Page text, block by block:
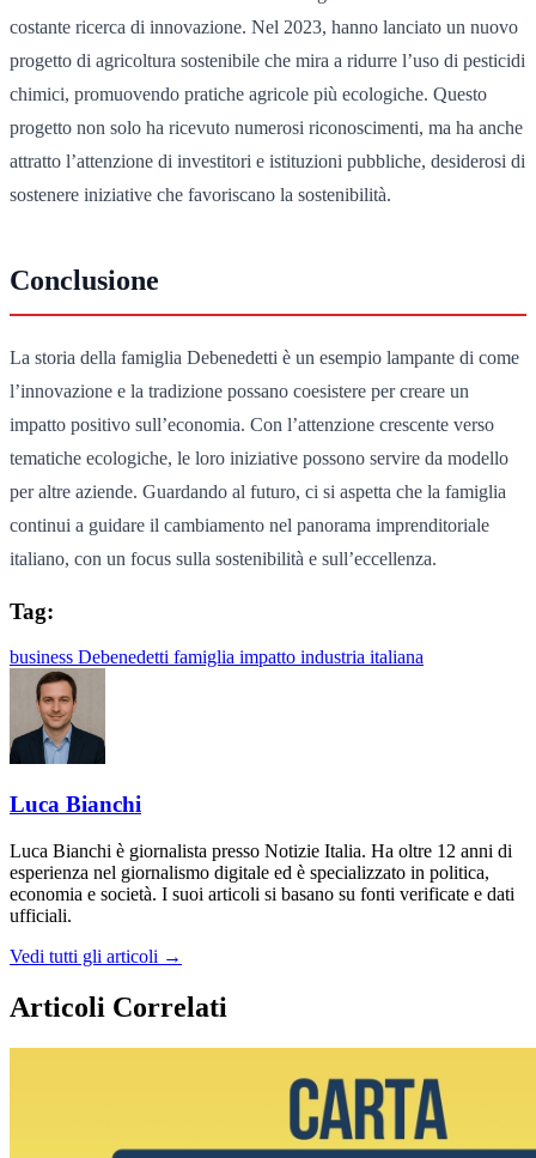
costante ricerca di innovazione. Nel 2023, hanno lanciato un nuovo
progetto di agricoltura sostenibile che mira a ridurre l’uso di pesticidi
chimici, promuovendo pratiche agricole più ecologiche. Questo
progetto non solo ha ricevuto numerosi riconoscimenti, ma ha anche
attratto l’attenzione di investitori e istituzioni pubbliche, desiderosi di
sostenere iniziative che favoriscano la sostenibilità.
Conclusione
La storia della famiglia Debenedetti è un esempio lampante di come
l’innovazione e la tradizione possano coesistere per creare un
impatto positivo sull’economia. Con l’attenzione crescente verso
tematiche ecologiche, le loro iniziative possono servire da modello
per altre aziende. Guardando al futuro, ci si aspetta che la famiglia
continui a guidare il cambiamento nel panorama imprenditoriale
italiano, con un focus sulla sostenibilità e sull’eccellenza.
Tag:
business Debenedetti famiglia impatto industria italiana
Luca Bianchi
Luca Bianchi è giornalista presso Notizie Italia. Ha oltre 12 anni di
esperienza nel giornalismo digitale ed è specializzato in politica,
economia e società. I suoi articoli si basano su fonti verificate e dati
ufficiali.
Vedi tutti gli articoli →
Articoli Correlati